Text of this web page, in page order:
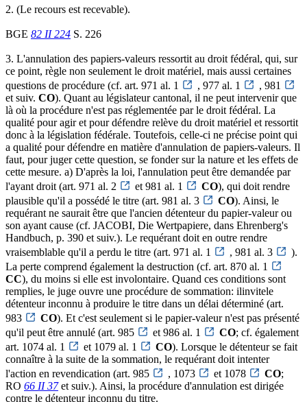
2. (Le recours est recevable).
BGE 82 II 224 S. 226
3. L'annulation des papiers-valeurs ressortit au droit fédéral, qui, sur
ce point, règle non seulement le droit matériel, mais aussi certaines
questions de procédure (cf. art. 971 al. 1
, 977 al. 1
, 981
et suiv. CO). Quant au législateur cantonal, il ne peut intervenir que
là où la procédure n'est pas réglementée par le droit fédéral. La
qualité pour agir et pour défendre relève du droit matériel et ressortit
donc à la législation fédérale. Toutefois, celle-ci ne précise point qui
a qualité pour défendre en matière d'annulation de papiers-valeurs. Il
faut, pour juger cette question, se fonder sur la nature et les effets de
cette mesure. a) D'après la loi, l'annulation peut être demandée par
l'ayant droit (art. 971 al. 2
et 981 al. 1 CO), qui doit rendre
plausible qu'il a possédé le titre (art. 981 al. 3
CO). Ainsi, le
requérant ne saurait être que l'ancien détenteur du papier-valeur ou
son ayant cause (cf. JACOBI, Die Wertpapiere, dans Ehrenberg's
Handbuch, p. 390 et suiv.). Le requérant doit en outre rendre
vraisemblable qu'il a perdu le titre (art. 971 al. 1
, 981 al. 3
).
La perte comprend également la destruction (cf. art. 870 al. 1
CC), du moins si elle est involontaire. Quand ces conditions sont
remplies, le juge ouvre une procédure de sommation: ilinvitele
détenteur inconnu à produire le titre dans un délai déterminé (art.
983
CO). Et c'est seulement si le papier-valeur n'est pas présenté
qu'il peut être annulé (art. 985
et 986 al. 1 CO; cf. également
art. 1074 al. 1
et 1079 al. 1 CO). Lorsque le détenteur se fait
connaître à la suite de la sommation, le requérant doit intenter
l'action en revendication (art. 985
, 1073 et 1078 CO;
RO 66 II 37et suiv.). Ainsi, la procédure d'annulation est dirigée
contre le détenteur inconnu du titre.